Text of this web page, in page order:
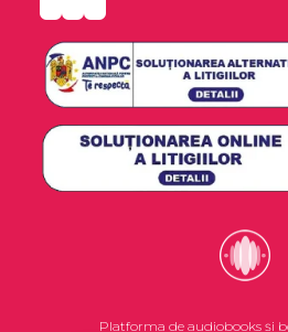
Platforma de audiobooks și